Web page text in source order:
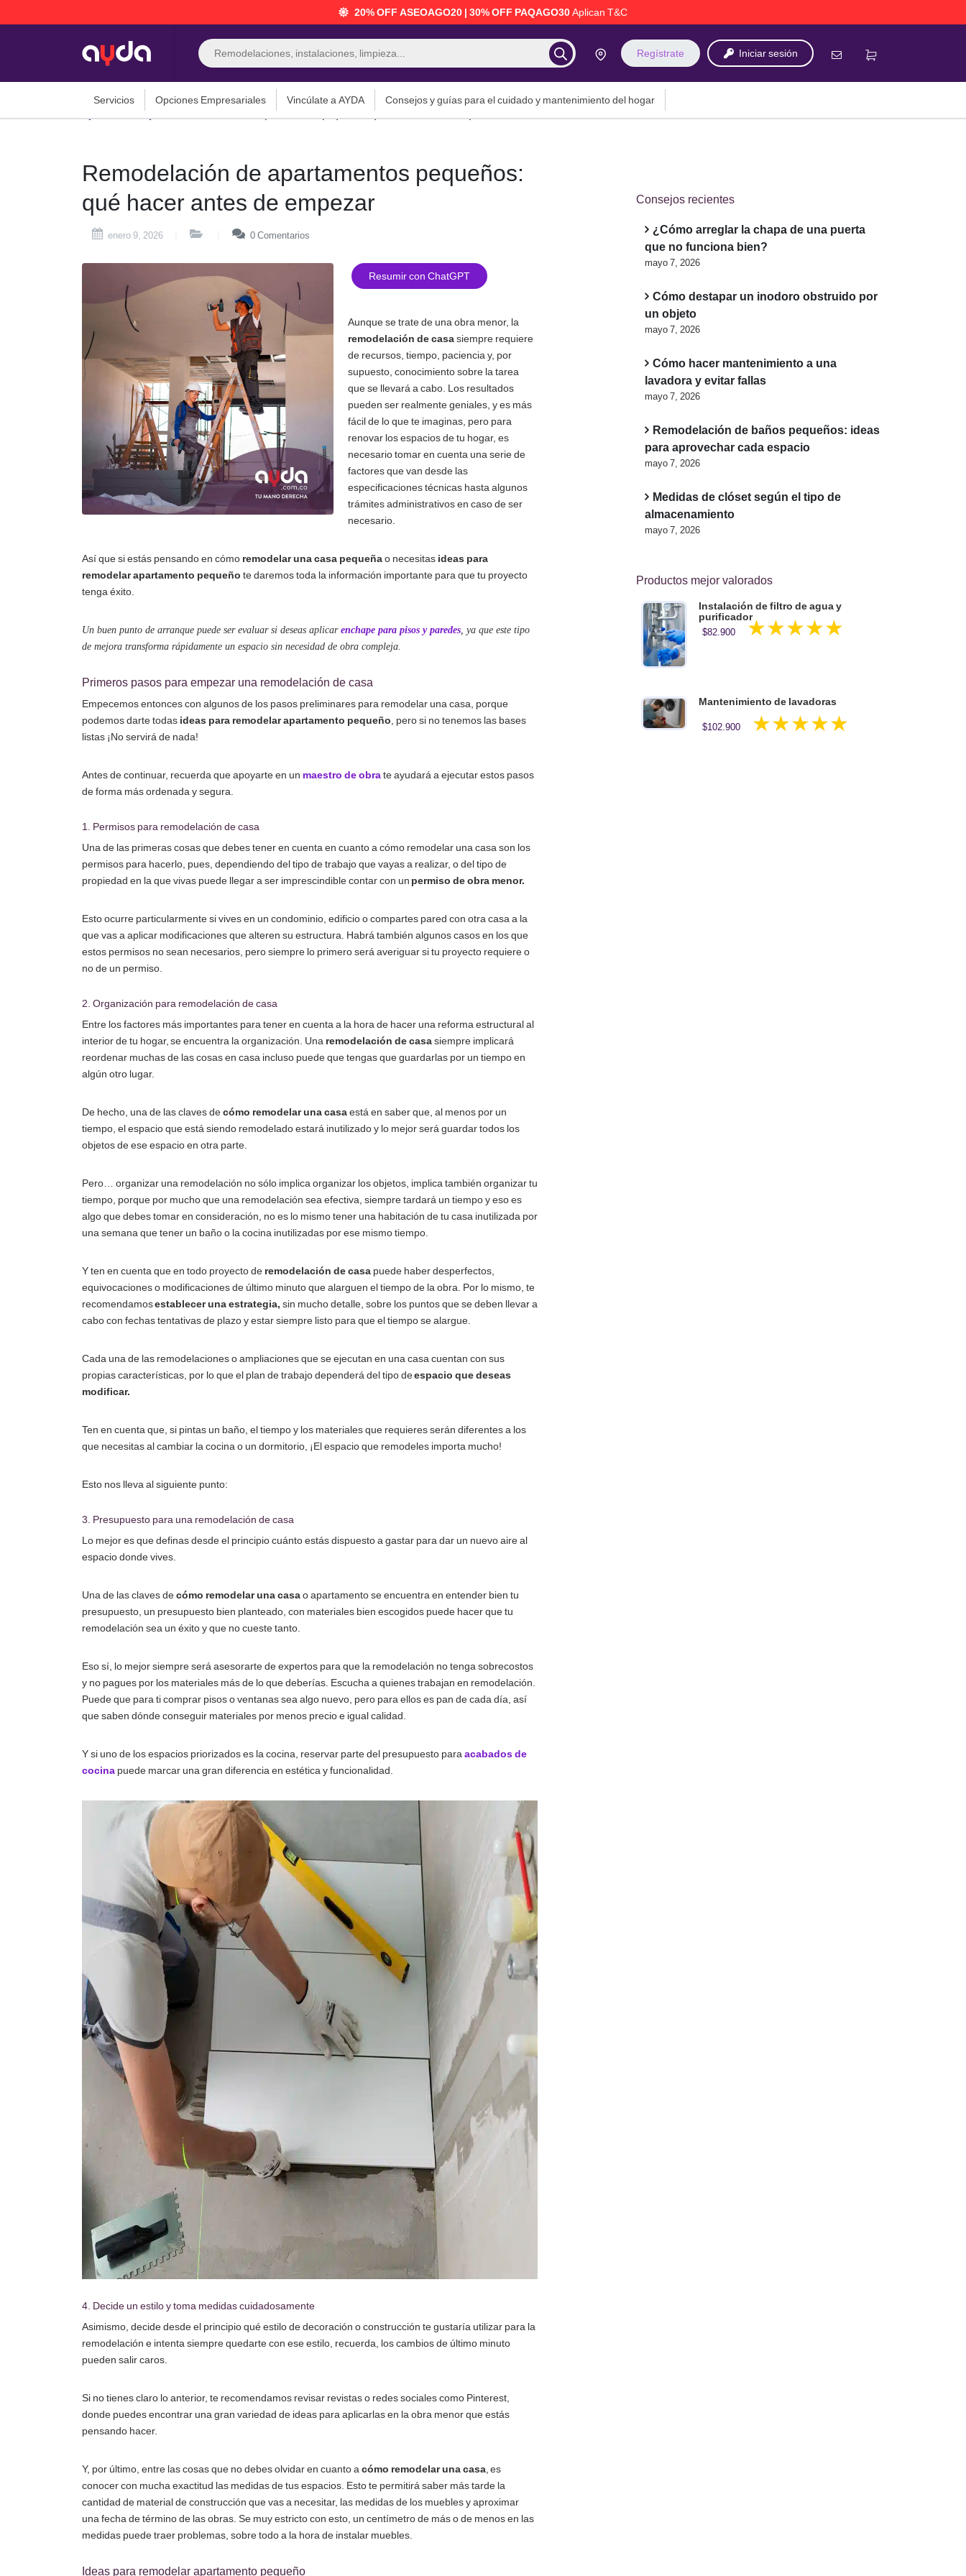
20% OFF ASEOAGO20 | 30% OFF PAQAGO30Aplican T&C
Búsqueda
de
productos
Regístrate Iniciar sesión
Servicios Opciones Empresariales Vincúlate a AYDA Consejos y guías para el cuidado y mantenimiento del hogar
Remodelación de apartamentos pequeños:
qué hacer antes de empezar
enero 9, 2026 0Comentarios
Resumir con ChatGPT
Aunque se trate de una obra menor, la
remodelación de casasiempre requiere
de recursos, tiempo, paciencia y, por
supuesto, conocimiento sobre la tarea
que se llevará a cabo. Los resultados
pueden ser realmente geniales, y es más
fácil de lo que te imaginas, pero para
renovar los espacios de tu hogar, es
necesario tomar en cuenta una serie de
factores que van desde las
especificaciones técnicas hasta algunos
trámites administrativos en caso de ser
necesario.
Así que si estás pensando en cómo remodelar una casa pequeñao necesitas ideas para
remodelar apartamento pequeño te daremos toda la información importante para que tu proyecto
tenga éxito.
Un buen punto de arranque puede ser evaluar si deseas aplicar enchape para pisos y paredes, ya que este tipo
de mejora transforma rápidamente un espacio sin necesidad de obra compleja.
Primeros pasos para empezar una remodelación de casa
Empecemos entonces con algunos de los pasos preliminares para remodelar una casa, porque
podemos darte todas ideas para remodelar apartamento pequeño , pero si no tenemos las bases
listas ¡No servirá de nada!
Antes de continuar, recuerda que apoyarte en un maestro de obrate ayudará a ejecutar estos pasos
de forma más ordenada y segura.
1. Permisos para remodelación de casa
Una de las primeras cosas que debes tener en cuenta en cuanto a cómo remodelar una casa son los
permisos para hacerlo, pues, dependiendo del tipo de trabajo que vayas a realizar, o del tipo de
propiedad en la que vivas puede llegar a ser imprescindible contar con un permiso de obra menor.
Esto ocurre particularmente si vives en un condominio, edificio o compartes pared con otra casa a la
que vas a aplicar modificaciones que alteren su estructura. Habrá también algunos casos en los que
estos permisos no sean necesarios, pero siempre lo primero será averiguar si tu proyecto requiere o
no de un permiso.
2. Organización para remodelación de casa
Entre los factores más importantes para tener en cuenta a la hora de hacer una reforma estructural al
interior de tu hogar, se encuentra la organización. Una remodelación de casasiempre implicará
reordenar muchas de las cosas en casa incluso puede que tengas que guardarlas por un tiempo en
algún otro lugar.
De hecho, una de las claves decómo remodelar una casaestá en saber que, al menos por un
tiempo, el espacio que está siendo remodelado estará inutilizado y lo mejor será guardar todos los
objetos de ese espacio en otra parte.
Pero… organizar una remodelación no sólo implica organizar los objetos, implica también organizar tu
tiempo, porque por mucho que una remodelación sea efectiva, siempre tardará un tiempo y eso es
algo que debes tomar en consideración, no es lo mismo tener una habitación de tu casa inutilizada por
una semana que tener un baño o la cocina inutilizadas por ese mismo tiempo.
Y ten en cuenta que en todo proyecto de remodelación de casa puede haber desperfectos,
equivocaciones o modificaciones de último minuto que alarguen el tiempo de la obra. Por lo mismo, te
recomendamosestablecer una estrategia, sin mucho detalle, sobre los puntos que se deben llevar a
cabo con fechas tentativas de plazo y estar siempre listo para que el tiempo se alargue.
Cada una de las remodelaciones o ampliaciones que se ejecutan en una casa cuentan con sus
propias características, por lo que el plan de trabajo dependerá del tipo deespacio que deseas
modificar.
Ten en cuenta que, si pintas un baño, el tiempo y los materiales que requieres serán diferentes a los
que necesitas al cambiar la cocina o un dormitorio, ¡El espacio que remodeles importa mucho!
Esto nos lleva al siguiente punto:
3. Presupuesto para una remodelación de casa
Lo mejor es que definas desde el principio cuánto estás dispuesto a gastar para dar un nuevo aire al
espacio donde vives.
Una de las claves decómo remodelar una casao apartamento se encuentra en entender bien tu
presupuesto, un presupuesto bien planteado, con materiales bien escogidos puede hacer que tu
remodelación sea un éxito y que no cueste tanto.
Eso sí, lo mejor siempre será asesorarte de expertos para que la remodelación no tenga sobrecostos
y no pagues por los materiales más de lo que deberías. Escucha a quienes trabajan en remodelación.
Puede que para ti comprar pisos o ventanas sea algo nuevo, pero para ellos es pan de cada día, así
que saben dónde conseguir materiales por menos precio e igual calidad.
Y si uno de los espacios priorizados es la cocina, reservar parte del presupuesto para acabados de
cocina puede marcar una gran diferencia en estética y funcionalidad.
4. Decide un estilo y toma medidas cuidadosamente
Asimismo, decide desde el principio qué estilo de decoración o construcción te gustaría utilizar para la
remodelación e intenta siempre quedarte con ese estilo, recuerda, los cambios de último minuto
pueden salir caros.
Si no tienes claro lo anterior, te recomendamos revisar revistas o redes sociales como Pinterest,
donde puedes encontrar una gran variedad de ideas para aplicarlas en la obra menor que estás
pensando hacer.
Y, por último, entre las cosas que no debes olvidar en cuanto a cómo remodelar una casa , es
conocer con mucha exactitud las medidas de tus espacios. Esto te permitirá saber más tarde la
cantidad de material de construcción que vas a necesitar, las medidas de los muebles y aproximar
una fecha de término de las obras. Se muy estricto con esto, un centímetro de más o de menos en las
medidas puede traer problemas, sobre todo a la hora de instalar muebles.
Ideas para remodelar apartamento pequeño
Consejos recientes
¿Cómo arreglar la chapa de una puerta
que no funciona bien?
mayo 7, 2026
Cómo destapar un inodoro obstruido por
un objeto
mayo 7, 2026
Cómo hacer mantenimiento a una
lavadora y evitar fallas
mayo 7, 2026
Remodelación de baños pequeños: ideas
para aprovechar cada espacio
mayo 7, 2026
Medidas de clóset según el tipo de
almacenamiento
mayo 7, 2026
Productos mejor valorados
Instalación de filtro de agua y
purificador
$82.900
Valorado en
Mantenimiento de lavadoras
$102.900
Valorado en